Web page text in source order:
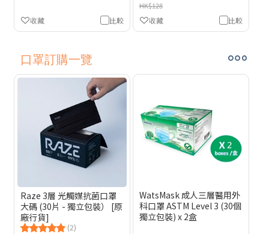
比較
收藏
HK$128
比較
收藏
口罩訂購一覽
Raze 3層 光觸媒抗菌口罩
大碼 (30片 - 獨立包裝） [原
廠行貨]
(2)
WatsMask 成人三層醫用外
科口罩 ASTM Level 3 (30個
獨立包裝) x 2盒